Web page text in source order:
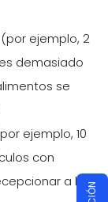
ejemplo, 2
demasiado
se
ejemplo, 10
con
a los